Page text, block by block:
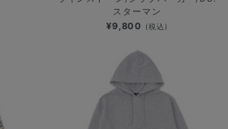
スターマン
¥9,800 (税込)